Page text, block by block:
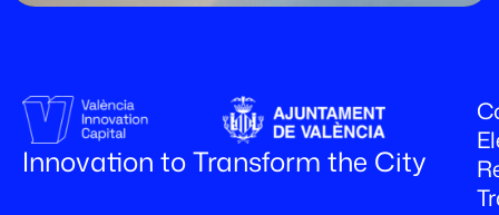
Innovation to Transform the City